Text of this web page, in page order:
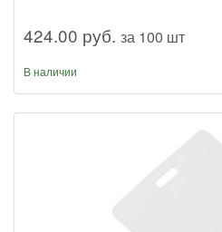
424.00 руб. за 100 шт
В наличии